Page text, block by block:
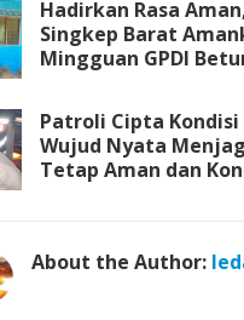
Hadirkan Rasa
Singkep Barat
Mingguan GPDI
Patroli Cipta
Wujud Nyata
Tetap Aman dan
About the Author: